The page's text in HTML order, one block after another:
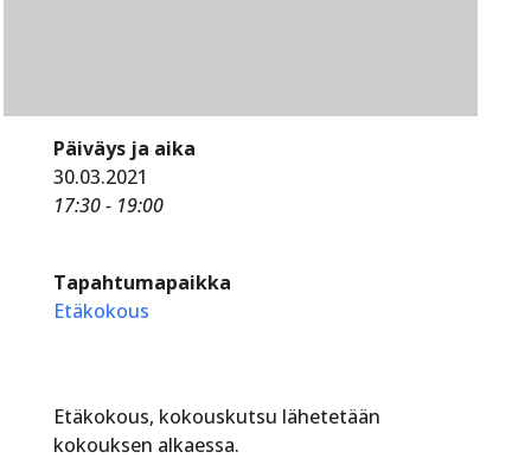
Päiväys ja aika
30.03.2021
17:30 - 19:00
Tapahtumapaikka
Etäkokous
Etäkokous, kokouskutsu lähetetään
kokouksen alkaessa.